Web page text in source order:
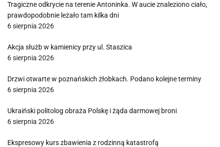
Tragiczne odkrycie na terenie Antoninka. W aucie znaleziono ciało,
prawdopodobnie leżało tam kilka dni
6 sierpnia 2026
Akcja służb w kamienicy przy ul. Staszica
6 sierpnia 2026
Drzwi otwarte w poznańskich żłobkach. Podano kolejne terminy
6 sierpnia 2026
Ukraiński politolog obraża Polskę i żąda darmowej broni
6 sierpnia 2026
Ekspresowy kurs zbawienia z rodzinną katastrofą